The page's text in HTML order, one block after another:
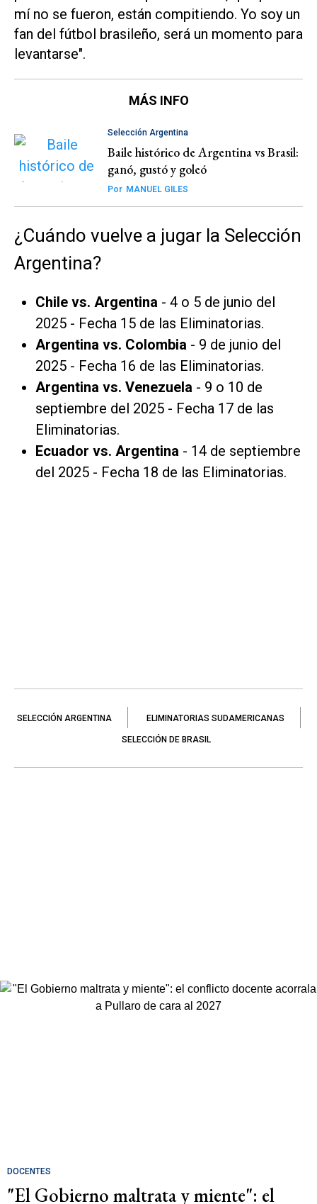
mí no se fueron, están compitiendo. Yo soy un
fan del fútbol brasileño, será un momento para
levantarse".
MÁS INFO
Selección Argentina
Baile histórico de Argentina vs Brasil:
ganó, gustó y goleó
Por MANUEL GILES
¿Cuándo vuelve a jugar la Selección
Argentina?
Chile vs. Argentina - 4 o 5 de junio del
2025 - Fecha 15 de las Eliminatorias.
Argentina vs. Colombia - 9 de junio del
2025 - Fecha 16 de las Eliminatorias.
Argentina vs. Venezuela - 9 o 10 de
septiembre del 2025 - Fecha 17 de las
Eliminatorias.
Ecuador vs. Argentina - 14 de septiembre
del 2025 - Fecha 18 de las Eliminatorias.
SELECCIÓN ARGENTINA ELIMINATORIAS SUDAMERICANAS
SELECCIÓN DE BRASIL
DOCENTES
"El Gobierno maltrata y miente": el